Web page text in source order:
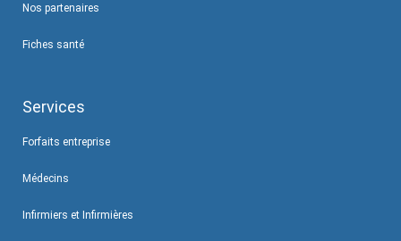
Nos partenaires
Fiches santé
Services
Forfaits entreprise
Médecins
Infirmiers et Infirmières